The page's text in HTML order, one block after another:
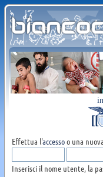
Effettua l'accessoo una nuova
Inserisci il nome utente, la